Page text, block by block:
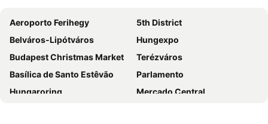
Aeroporto Ferihegy
5th District
Belváros-Lipótváros
Hungexpo
Budapest Christmas Market
Terézváros
Basílica de Santo Estêvão
Parlamento
Hungaroring
Mercado Central